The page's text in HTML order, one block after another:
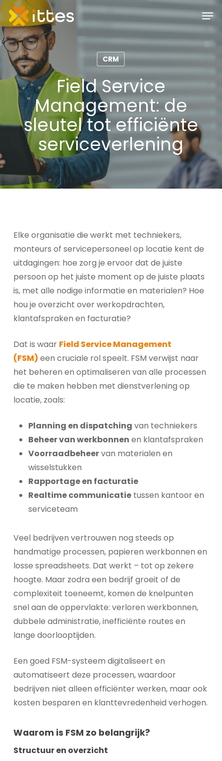
Skip
to
main
content
CRM
Field Service
Management: de
sleutel tot efficiënte
serviceverlening
Elke organisatie die werkt met techniekers,
monteurs of servicepersoneel op locatie kent de
uitdagingen: hoe zorg je ervoor dat de juiste
persoon op het juiste moment op de juiste plaats
is, met alle nodige informatie en materialen? Hoe
hou je overzicht over werkopdrachten,
klantafspraken en facturatie?
Dat is waar Field Service Management
(FSM) een cruciale rol speelt. FSM verwijst naar
het beheren en optimaliseren van alle processen
die te maken hebben met dienstverlening op
locatie, zoals:
Planning en dispatching van techniekers
Beheer van werkbonnen en klantafspraken
Voorraadbeheervan materialen en
wisselstukken
Rapportage en facturatie
Realtime communicatietussen kantoor en
serviceteam
Veel bedrijven vertrouwen nog steeds op
handmatige processen, papieren werkbonnen en
losse spreadsheets. Dat werkt – tot op zekere
hoogte. Maar zodra een bedrijf groeit of de
complexiteit toeneemt, komen de knelpunten
snel aan de oppervlakte: verloren werkbonnen,
dubbele administratie, inefficiënte routes en
lange doorlooptijden.
Een goed FSM-systeem digitaliseert en
automatiseert deze processen, waardoor
bedrijven niet alleen efficiënter werken, maar ook
kosten besparen en klanttevredenheid verhogen.
Waarom is FSM zo belangrijk?
Structuur en overzicht